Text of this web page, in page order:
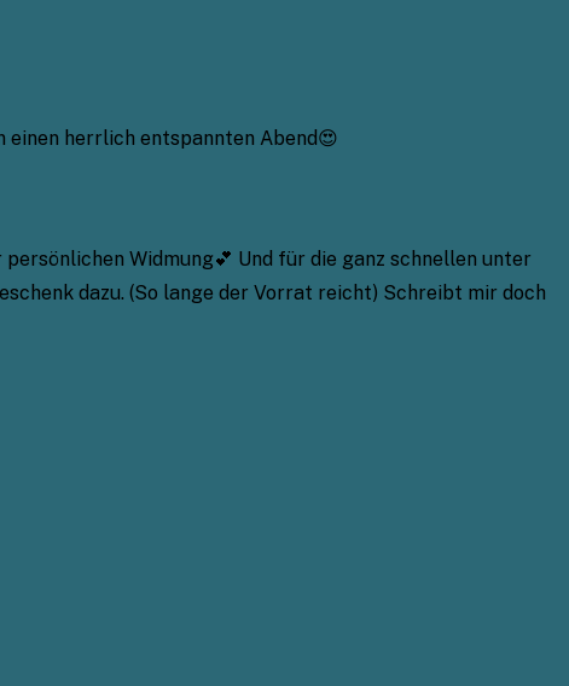
herrlich entspannten Abend😍
Widmung💕 Und für die ganz schnellen unter
dazu. (So lange der Vorrat reicht) Schreibt mir doch